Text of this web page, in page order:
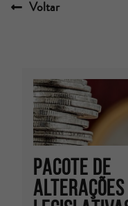
Voltar
PACOTE DE
ALTERAÇÕES